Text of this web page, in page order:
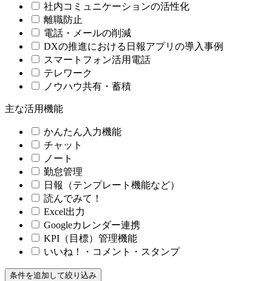
社内コミュニケーションの活性化
離職防止
電話・メールの削減
DXの推進における日報アプリの導入事例
スマートフォン活用電話
テレワーク
ノウハウ共有・蓄積
主な活用機能
かんたん入力機能
チャット
ノート
勤怠管理
日報（テンプレート機能など）
読んでみて！
Excel出力
Googleカレンダー連携
KPI（目標）管理機能
いいね！・コメント・スタンプ
条件を追加して絞り込み